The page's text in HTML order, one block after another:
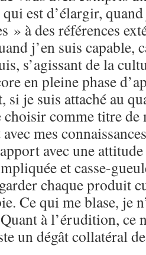
est d’élargir,
» à des références
j’en suis capable,
s’agissant de la
en pleine phase
si je suis attaché au
comme titre de
mes
avec une
et casse-
chaque produit
Ce qui me blase, je
à l’érudition, ce
un dégât collatéral